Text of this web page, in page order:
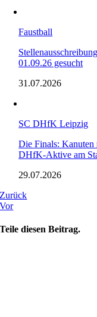
Faustball
01.09.26 gesucht
31.07.2026
SC DHfK Leipzig
Die Finals: Kanuten
DHfK-Aktive am
29.07.2026
Zurück
Vor
Teile diesen Beitrag.